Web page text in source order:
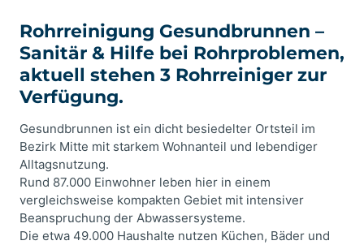
Rohrreinigung Gesundbrunnen –
Sanitär & Hilfe bei Rohrproblemen,
aktuell stehen 3 Rohrreiniger zur
Verfügung.
Gesundbrunnen ist ein dicht besiedelter Ortsteil im
Bezirk Mitte mit starkem Wohnanteil und lebendiger
Alltagsnutzung.
Rund 87.000 Einwohner leben hier in einem
vergleichsweise kompakten Gebiet mit intensiver
Beanspruchung der Abwassersysteme.
Die etwa 49.000 Haushalte nutzen Küchen, Bäder und